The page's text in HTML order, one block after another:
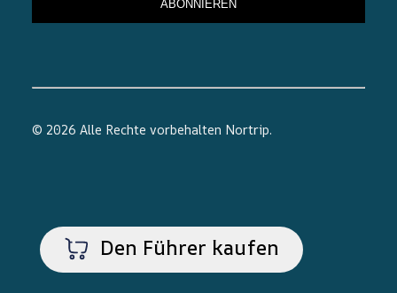
© 2026 Alle Rechte vorbehalten Nortrip.
Den Führer kaufen